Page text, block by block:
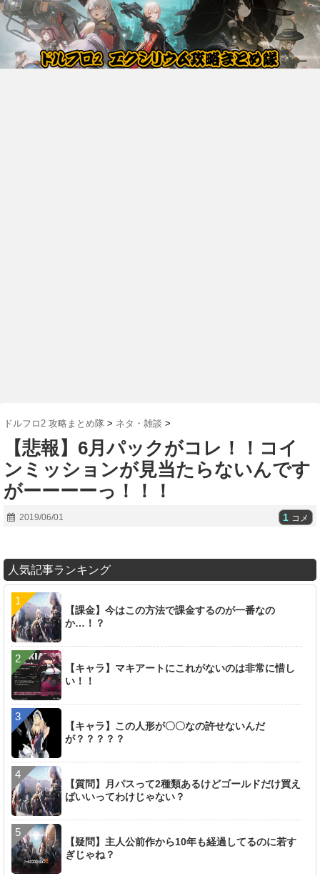
ドルフロ2 攻略まとめ隊 > ネタ・雑談 >
【悲報】6月パックがコレ！！コイ
ンミッションが見当たらないんです
がーーーーっ！！！
2019/06/01 1 コメ
人気記事ランキング
【課金】今はこの方法で課金するのが一番なの
か…！？
【キャラ】マキアートにこれがないのは非常に惜し
い！！
【キャラ】この人形が〇〇なの許せないんだ
が？？？？？
【質問】月パスって2種類あるけどゴールドだけ買え
ばいいってわけじゃない？
【疑問】主人公前作から10年も経過してるのに若す
ぎじゃね？